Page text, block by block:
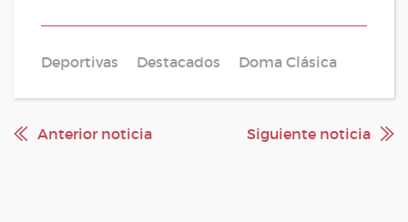
Deportivas Destacados Doma Clásica
Anterior noticia Siguiente noticia